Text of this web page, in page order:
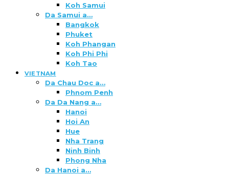
Koh Samui
Da Samui a…
Bangkok
Phuket
Koh Phangan
Koh Phi Phi
Koh Tao
VIETNAM
Da Chau Doc a…
Phnom Penh
Da Da Nang a…
Hanoi
Hoi An
Hue
Nha Trang
Ninh Binh
Phong Nha
Da Hanoi a…